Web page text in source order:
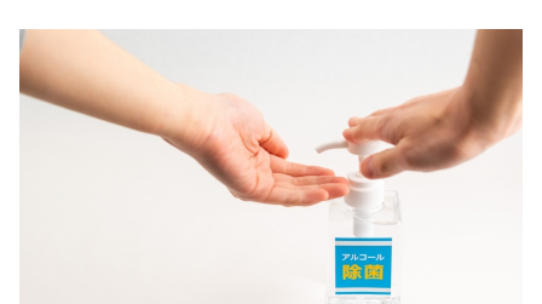
築地キュアメディカル鍼灸
患者様に安心して施術を受
ために以下の対策を行なっ